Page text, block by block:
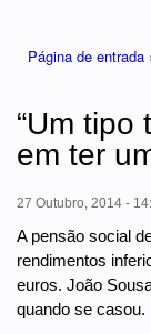
Página de entrada
“Um tipo
em ter
27 Outubro, 2014 -
A pensão social
rendimentos
euros. João
quando se casou.